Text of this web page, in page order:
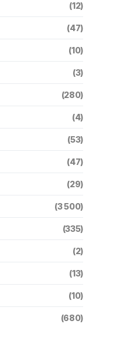
(12)
(47)
(10)
(3)
(280)
(4)
(53)
(47)
(29)
(3 500)
(335)
(2)
(13)
(10)
(680)